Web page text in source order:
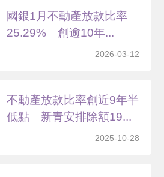
國銀1月不動產放款比率
25.29% 創逾10年...
2026-03-12
不動產放款比率創近9年半
低點 新青安排除額19...
2025-10-28